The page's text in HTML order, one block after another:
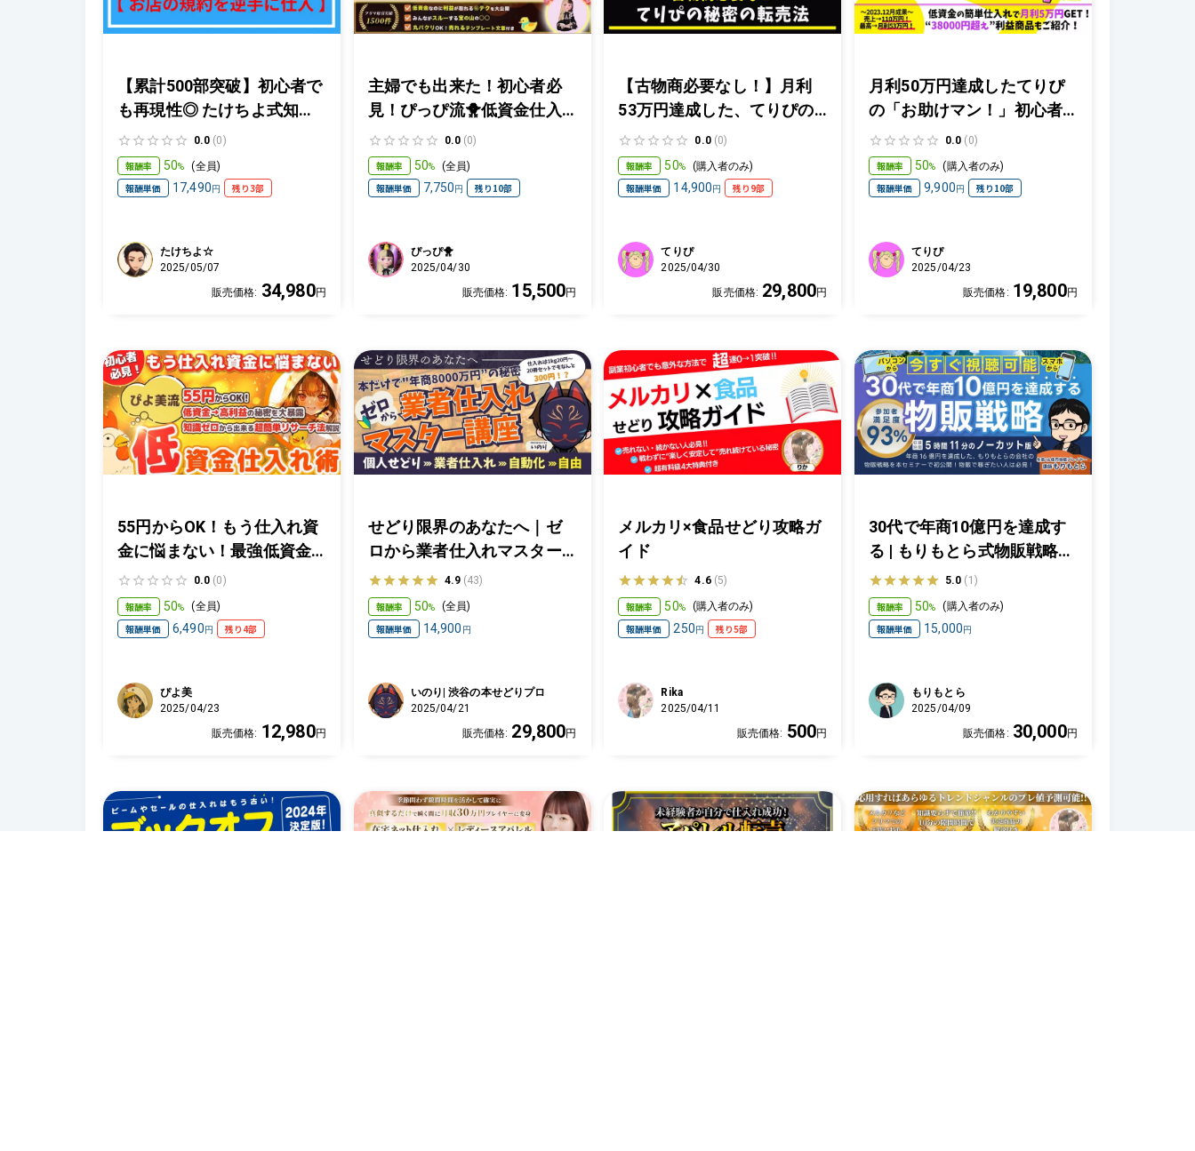
【累計500部突破】初心者で
も再現性◎ たけちよ式知識
いらずの転売術【お店の規
約を逆手に仕入れ】
0.0 (0)
報酬率 50% (全員)
報酬単価 17,490円 残り3部
たけちよ☆
2025/05/07
販売価格: 34,980円
主婦でも出来た！初心者必
見！ぴっぴ流🐥低資金仕入
れの極意！0.0 (0)
報酬率 50% (全員)
報酬単価 7,750円 残り10部
ぴっぴ🐥
2025/04/30
販売価格: 15,500円
【古物商必要なし！】月利
53万円達成した、てりぴの
秘密の仕入先＆利益を最大
化する方法を教えます。初
心者さんでも簡単仕入れの
0.0 (0)
報酬率 50% (購入者のみ)
報酬単価 14,900円 残り9部
てりぴ
2025/04/30
販売価格: 29,800円
月利50万円達成したてりぴ
の「お助けマン！」初心者
さんでも簡単に見つけられ
る“低資金・高確率”の利益商
品を狙って、サクッと月利5
0.0 (0)
報酬率 50% (購入者のみ)
報酬単価 9,900円 残り10部
てりぴ
2025/04/23
販売価格: 19,800円
55円からOK！もう仕入れ資
金に悩まない！最強低資金
仕入れ術◎0.0 (0)
報酬率 50% (全員)
報酬単価 6,490円 残り4部
ぴよ美
2025/04/23
販売価格: 12,980円
せどり限界のあなたへ｜ゼ
ロから業者仕入れマスター
講座｜渋谷の本せどりプロ
いのり
4.9 (43)
報酬率 50% (全員)
報酬単価 14,900 円
いのり| 渋谷の本せどりプロ
2025/04/21
販売価格: 29,800円
メルカリ×食品せどり攻略ガ
イド
4.6 (5)
報酬率 50% (購入者のみ)
報酬単価 250円 残り5部
Rika
2025/04/11
販売価格: 500円
30代で年商10億円を達成す
る | もりもとら式物販戦略セ
ミナー【3/22セミナー収
録】
5.0 (1)
報酬率 50% (購入者のみ)
報酬単価 15,000円
もりもとら
2025/04/09
販売価格: 30,000円